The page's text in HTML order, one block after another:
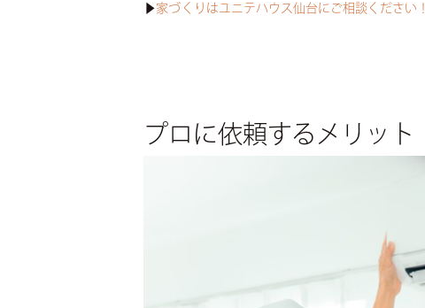
▶家づくりはユニテハウス仙台にご相談ください！
プロに依頼するメリット